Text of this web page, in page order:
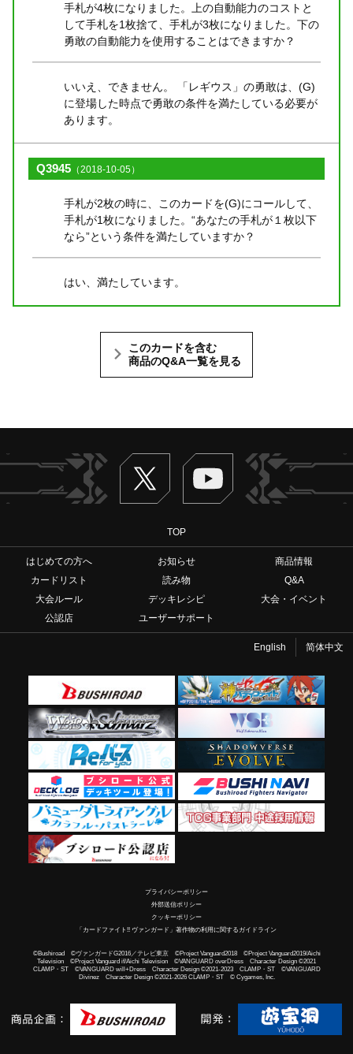
手札が4枚になりました。上の自動能力のコストと
して手札を1枚捨て、手札が3枚になりました。下の
勇敢の自動能力を使用することはできますか？
いいえ、できません。 「レギウス」の勇敢は、(G)
に登場した時点で勇敢の条件を満たしている必要が
あります。
Q3945 （2018-10-05）
手札が2枚の時に、このカードを(G)にコールして、
手札が1枚になりました。“あなたの手札が１枚以下
なら”という条件を満たしていますか？
はい、満たしています。
このカードを含む
商品のQ&A一覧を見る
Twitter ヴァンガードch
TOP
はじめての方へ お知らせ
商品情報
カードリスト
読み物
Q&A
大会ルール
デッキレシピ
大会・イベント
公認店
ユーザーサポート
English 简体中文
プライバシーポリシー
外部送信ポリシー
クッキーポリシー
「カードファイト!! ヴァンガード」著作物の利用に関するガイドライン
©Bushiroad ©ヴァンガードG2016／テレビ東京 ©Project Vanguard2018 ©Project Vanguard2019/Aichi
Television ©Project Vanguard if/Aichi Television ©VANGUARD overDress Character Design ©2021
CLAMP・ST ©VANGUARD will+Dress Character Design ©2021-2023 CLAMP・ST ©VANGUARD
Divinez Character Design ©2021-2026 CLAMP・ST © Cygames, Inc.